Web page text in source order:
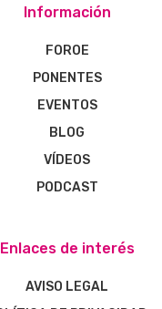
Información
FOROE
PONENTES
EVENTOS
BLOG
VÍDEOS
PODCAST
Enlaces de interés
AVISO LEGAL